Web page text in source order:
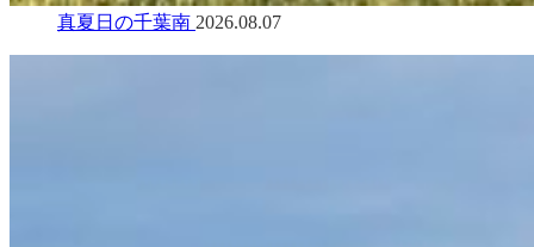
真夏日の千葉南 2026.08.07